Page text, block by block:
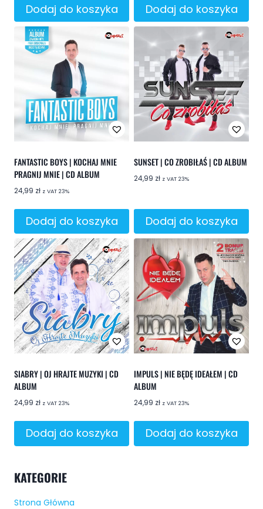
Dodaj do koszyka Dodaj do koszyka
FANTASTIC BOYS | KOCHAJ MNIE
PRAGNIJ MNIE | CD ALBUM
24,99 zł z VAT 23%
Dodaj do koszyka
SUNSET | CO ZROBIŁAŚ | CD ALBUM
24,99 zł z VAT 23%
Dodaj do koszyka
SIABRY | OJ HRAJTE MUZYKI | CD
ALBUM
24,99 zł z VAT 23%
Dodaj do koszyka
IMPULS | NIE BĘDĘ IDEAŁEM | CD
ALBUM
24,99 zł z VAT 23%
Dodaj do koszyka
KATEGORIE
Strona Główna